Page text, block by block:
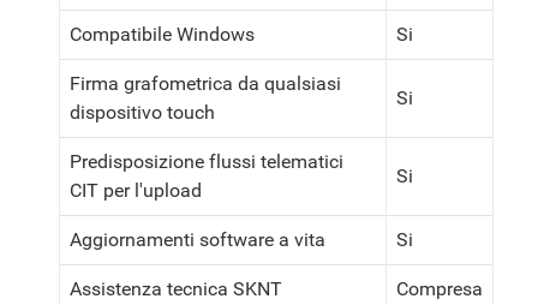
Compatibile Windows Si
Firma grafometrica da qualsiasi
dispositivo touch
Si
Predisposizione flussi telematici
CIT per l'upload
Si
Aggiornamenti software a vita Si
Assistenza tecnica SKNT Compresa